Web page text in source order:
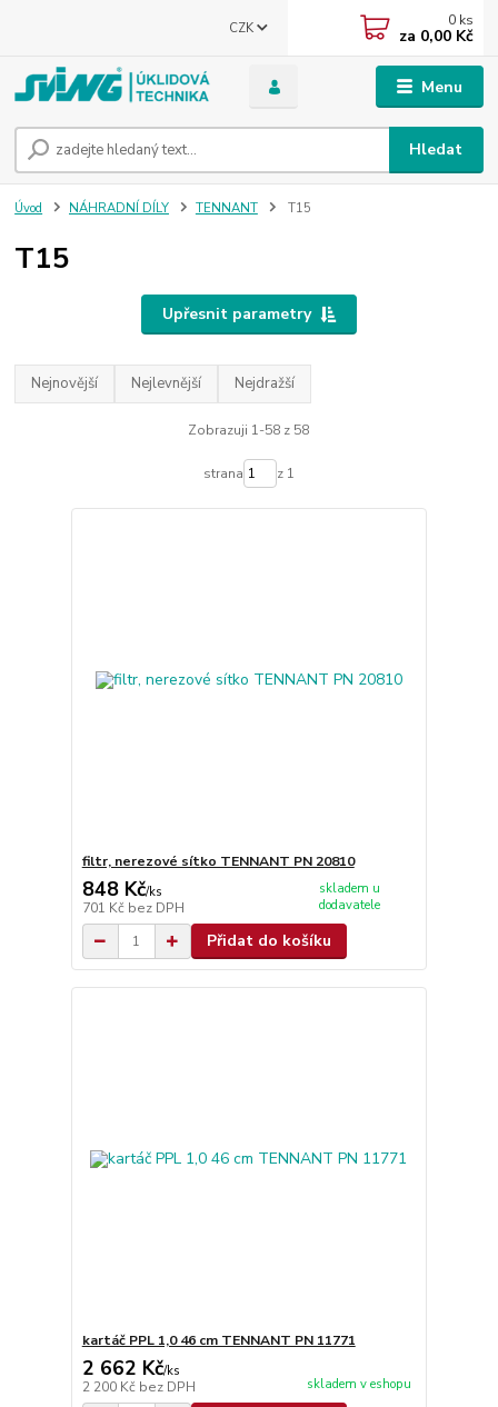
Menu
CZK
Hledat
0 ks
za 0,00 Kč
Úvod NÁHRADNÍ DÍLY TENNANT T15
T15
Upřesnit parametry
Nejnovější Nejlevnější Nejdražší
Zobrazuji 1-58 z 58
strana z 1
filtr, nerezové sítko TENNANT PN 20810
848 Kč/ks
701 Kč bez DPH
skladem u
dodavatele
Přidat do košíku
kartáč PPL 1,0 46 cm TENNANT PN 11771
2 662 Kč/ks
2 200 Kč bez DPH skladem v eshopu